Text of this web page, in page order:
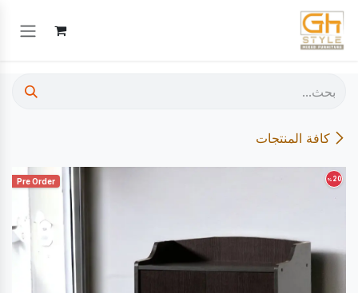
تخطي للذهاب إلى المحتوى
كافة المنتجات
Pre Order 20
%